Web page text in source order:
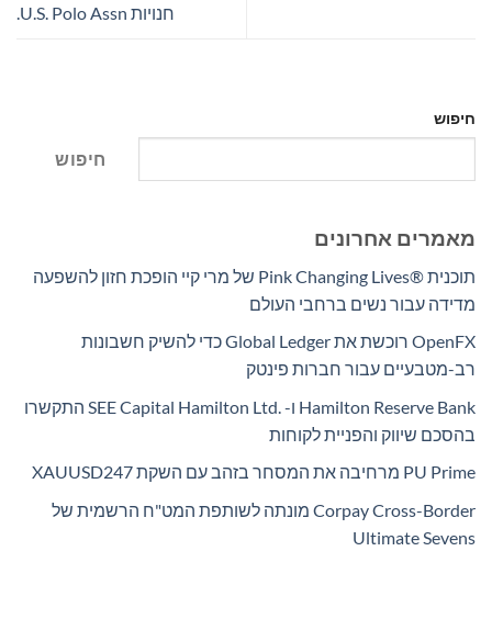
חנויות U.S. Polo Assn.
חיפוש
חיפוש
מאמרים אחרונים
תוכנית Pink Changing Lives®‎ של מרי קיי הופכת חזון להשפעה
מדידה עבור נשים ברחבי העולם
OpenFX רוכשת את Global Ledger כדי להשיק חשבונות
רב-מטבעיים עבור חברות פינטק
Hamilton Reserve Bank ו- SEE Capital Hamilton Ltd.‎ התקשרו
בהסכם שיווק והפניית לקוחות
PU Prime מרחיבה את המסחר בזהב עם השקת XAUUSD247
Corpay Cross-Border מונתה לשותפת המט"ח הרשמית של
Ultimate Sevens